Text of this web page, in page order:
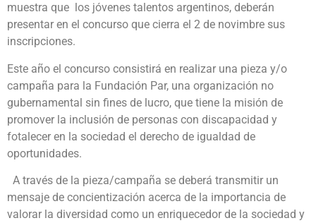
muestra que los jóvenes talentos argentinos, deberán
presentar en el concurso que cierra el 2 de novimbre sus
inscripciones.
Este año el concurso consistirá en realizar una pieza y/o
campaña para la Fundación Par, una organización no
gubernamental sin fines de lucro, que tiene la misión de
promover la inclusión de personas con discapacidad y
fotalecer en la sociedad el derecho de igualdad de
oportunidades.
A través de la pieza/campaña se deberá transmitir un
mensaje de concientización acerca de la importancia de
valorar la diversidad como un enriquecedor de la sociedad y